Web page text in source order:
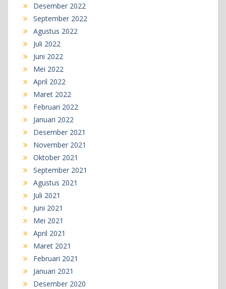
Desember 2022
September 2022
Agustus 2022
Juli 2022
Juni 2022
Mei 2022
April 2022
Maret 2022
Februari 2022
Januari 2022
Desember 2021
November 2021
Oktober 2021
September 2021
Agustus 2021
Juli 2021
Juni 2021
Mei 2021
April 2021
Maret 2021
Februari 2021
Januari 2021
Desember 2020